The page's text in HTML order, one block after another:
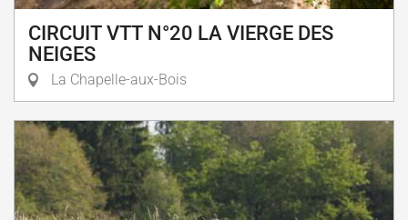
CIRCUIT VTT N°20 LA VIERGE DES
NEIGES
La Chapelle-aux-Bois